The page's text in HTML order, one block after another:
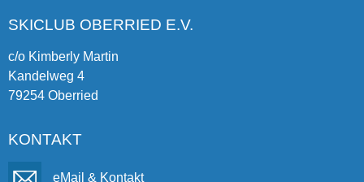
SKICLUB OBERRIED E.V.
c/o Kimberly Martin
Kandelweg 4
79254 Oberried
KONTAKT
eMail & Kontakt